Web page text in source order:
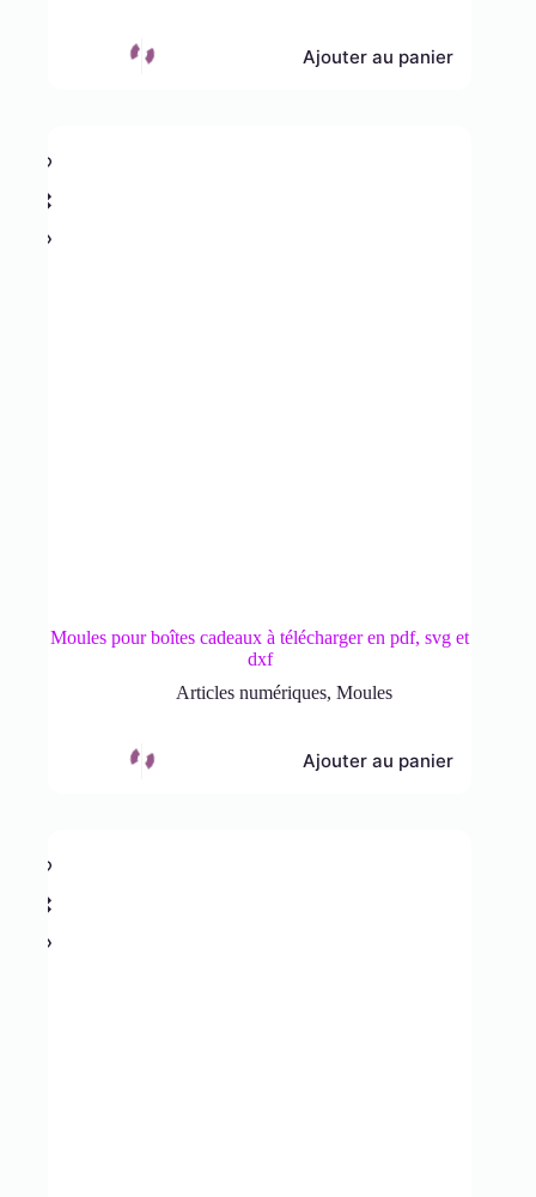
Ajouter au panier
Moules pour boîtes cadeaux à télécharger en pdf, svg et
dxf
Articles numériques, Moules
Ajouter au panier